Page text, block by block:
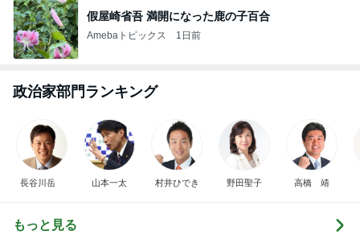
假屋崎省吾 満開になった鹿の子百合
Amebaトピックス 1日前
政治家部門ランキング
長谷川岳 山本一太 村井ひでき 野田聖子 高橋 靖
もっと見る